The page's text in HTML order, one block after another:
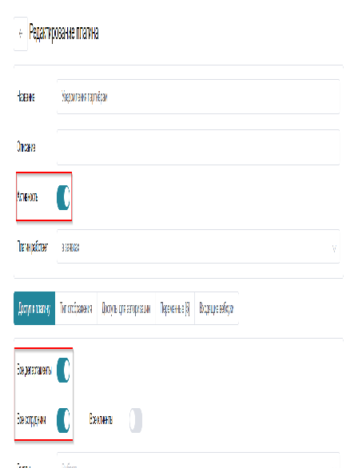
70Загрузка/выгрузка темы базы знаний
Интеграция с Wazzup24
Суфлёр — ИИ-помощник в HelpDeskEddy
Отчёт по суфлёру
Helpfy: обучение бота на базе знаний
Напоминание о смене статуса
Тема заявки во вкладке браузера
78
Автостатус сотрудника
Умное упоминание
80Глобальный поиск
ИИ-аналитика заявки
82Конец смены
83Автоподпись сотрудника
85
Умное распределение по департаментам
Улучшение ответа